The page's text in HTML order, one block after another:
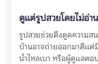
ดูแต่รูปสวยโดยไม่อ่า
รูปสวยช่วยดึงดูดความ
บ้านอาจถ่ายออกมาดีแต่
น้ำไหลเบา หรือผู้ดูแลตอ